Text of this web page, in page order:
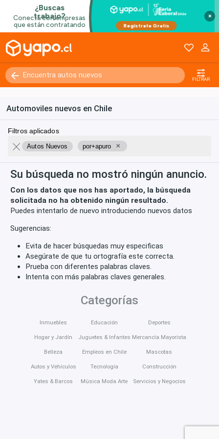
×
FILTRAR
Automoviles nuevos en Chile
Filtros aplicados
Autos Nuevos por+apuro ×
Su búsqueda no mostró ningún anuncio.
Con los datos que nos has aportado, la búsqueda
solicitada no ha obtenido ningún resultado.
Puedes intentarlo de nuevo introduciendo nuevos datos
Sugerencias:
Evita de hacer búsquedas muy especificas
Asegúrate de que tu ortografía este correcta.
Prueba con diferentes palabras claves.
Intenta con más palabras claves generales.
Categorías
Inmuebles
Hogar y Jardín
Belleza
Autos y Vehículos
Yates & Barcos
Educación
Juguetes & Infantes
Empleos en Chile
Tecnología
Música Moda Arte
Deportes
Mercancía Mayorista
Mascotas
Construcción
Servicios y Negocios
Kilómetros 0 - 250000+